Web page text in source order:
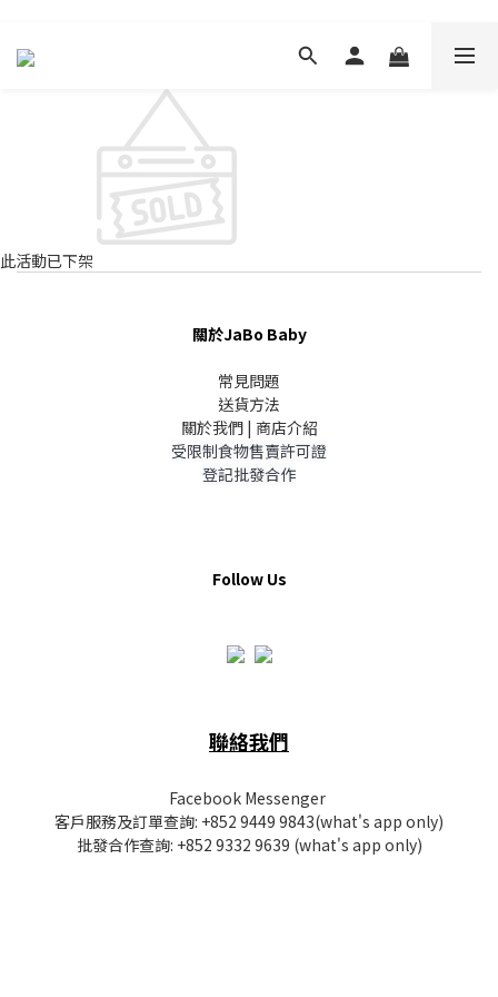
此活動已下架
關於JaBo Baby
常見問題
送貨方法
關於我們 | 商店介紹
受限制食物售賣許可證
登記批發合作
Follow Us
聯絡我們
Facebook Messenger
客戶服務及訂單查詢: +852 9449 9843(what's app only)
批發合作查詢: +852 9332 9639 (what's app only)